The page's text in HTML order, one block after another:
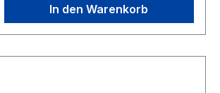
In den Warenkorb